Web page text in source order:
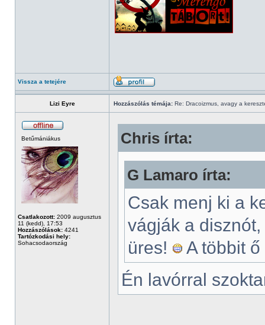
Vissza a tetejére
Lizi Eyre Hozzászólás témája: Re: Dracoizmus, avagy a
Betűmániákus
Csatlakozott: 2009 augusztus
11 (kedd), 17:53
Hozzászólások: 4241
Tartózkodási hely:
Sohacsodaország
Chris írta:
G Lamaro írta:
Csak menj ki a
vágják a
üres!
A többit
Én lavórral